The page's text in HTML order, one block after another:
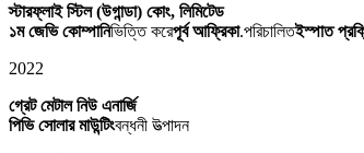
স্টারফ্লাই স্টিল (উগান্ডা) কোং, লিমিটেড
১ম জেভি কোম্পানিভিত্তি করেপূর্ব আফ্রিকা.পরিচালিতইস্পাত
2022
গ্রেট মেটাল নিউ এনার্জি
পিভি সোলার মাউন্টিংবন্ধনী উত্পাদন